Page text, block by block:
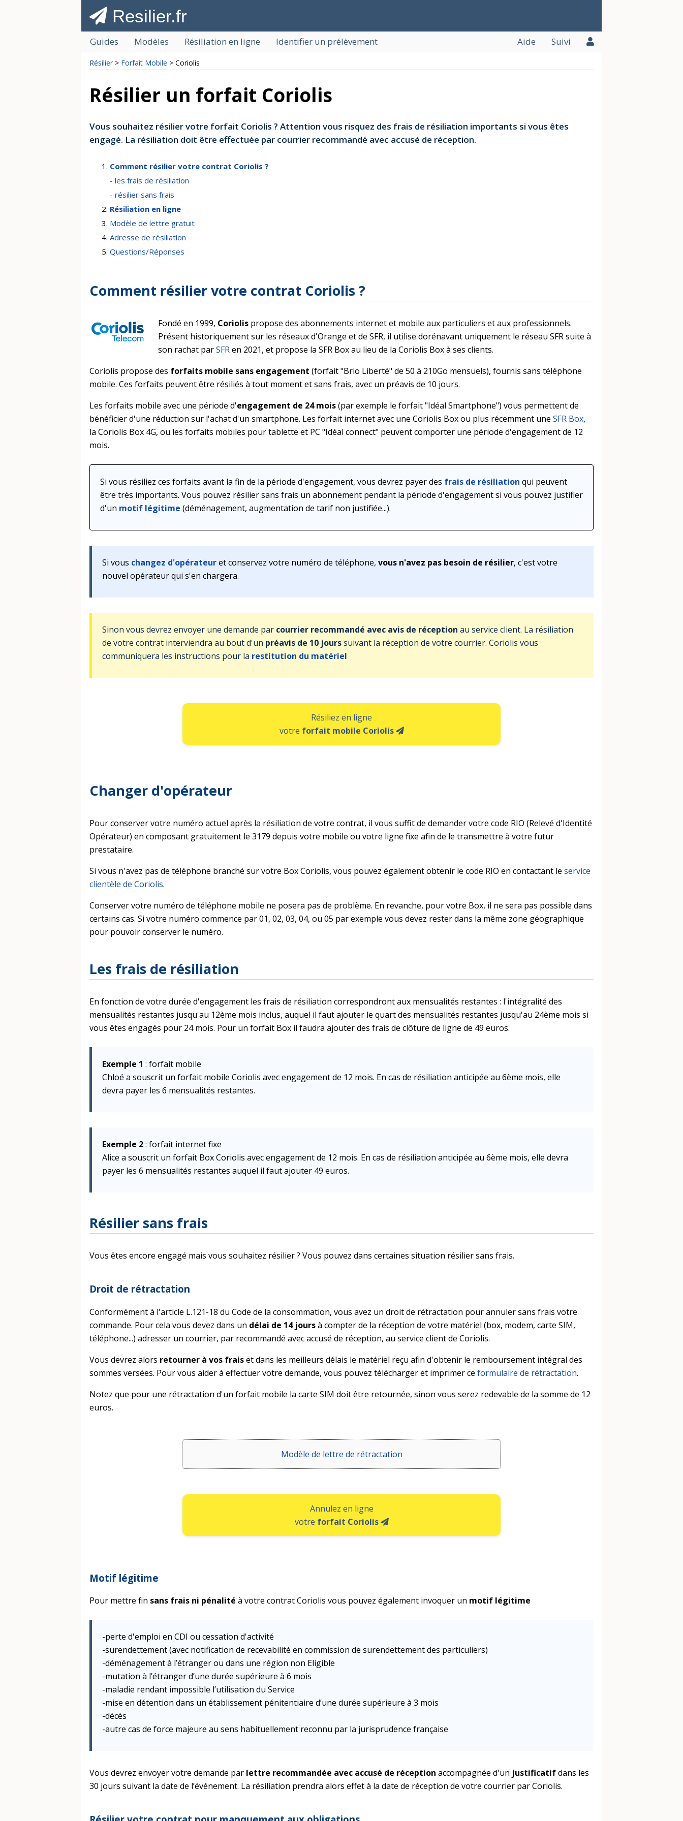
Resilier.fr
Guides Modèles Résiliation en ligne Identifier un prélèvement Suivi
Aide
Résilier > Forfait Mobile > Coriolis
Résilier un forfait Coriolis
Vous souhaitez résilier votre forfait Coriolis ? Attention vous risquez des frais de résiliation importants si vous êtes
engagé. La résiliation doit être effectuée par courrier recommandé avec accusé de réception.
Comment résilier votre contrat Coriolis ?
- les frais de résiliation
- résilier sans frais
Résiliation en ligne
Modèle de lettre gratuit
Adresse de résiliation
Questions/Réponses
Comment résilier votre contrat Coriolis ?
Fondé en 1999, Coriolis propose des abonnements internet et mobile aux particuliers et aux professionnels.
Présent historiquement sur les réseaux d'Orange et de SFR, il utilise dorénavant uniquement le réseau SFR suite à
son rachat parSFRen 2021, et propose la SFR Box au lieu de la Coriolis Box à ses clients.
Coriolis propose des forfaits mobile sans engagement (forfait "Brio Liberté" de 50 à 210Go mensuels), fournis sans téléphone
mobile. Ces forfaits peuvent être résiliés à tout moment et sans frais, avec un préavis de 10 jours.
Les forfaits mobile avec une période d'engagement de 24 mois(par exemple le forfait "Idéal Smartphone") vous permettent de
bénéficier d'une réduction sur l'achat d'un smartphone. Les forfait internet avec une Coriolis Box ou plus récemment une SFR Box,
la Coriolis Box 4G, ou les forfaits mobiles pour tablette et PC "Idéal connect" peuvent comporter une période d'engagement de 12
mois.
Si vous résiliez ces forfaits avant la fin de la période d'engagement, vous devrez payer des frais de résiliation qui peuvent
être très importants. Vous pouvez résilier sans frais un abonnement pendant la période d'engagement si vous pouvez justifier
d'un motif légitime (déménagement, augmentation de tarif non justifiée...).
Si vous changez d'opérateuret conservez votre numéro de téléphone, vous n'avez pas besoin de résilier, c'est votre
nouvel opérateur qui s'en chargera.
Sinon vous devrez envoyer une demande par courrier recommandé avec avis de réception au service client. La résiliation
de votre contrat interviendra au bout d'un préavis de 10 jourssuivant la réception de votre courrier. Coriolis vous
communiquera les instructions pour la restitution du matériel
Résiliez en ligne
votre forfait mobile Coriolis
Changer d'opérateur
Pour conserver votre numéro actuel après la résiliation de votre contrat, il vous suffit de demander votre code RIO (Relevé d'Identité
Opérateur) en composant gratuitement le 3179 depuis votre mobile ou votre ligne fixe afin de le transmettre à votre futur
prestataire.
Si vous n'avez pas de téléphone branché sur votre Box Coriolis, vous pouvez également obtenir le code RIO en contactant le service
clientèle de Coriolis.
Conserver votre numéro de téléphone mobile ne posera pas de problème. En revanche, pour votre Box, il ne sera pas possible dans
certains cas. Si votre numéro commence par 01, 02, 03, 04, ou 05 par exemple vous devez rester dans la même zone géographique
pour pouvoir conserver le numéro.
Les frais de résiliation
En fonction de votre durée d'engagement les frais de résiliation correspondront aux mensualités restantes : l'intégralité des
mensualités restantes jusqu'au 12ème mois inclus, auquel il faut ajouter le quart des mensualités restantes jusqu'au 24ème mois si
vous êtes engagés pour 24 mois. Pour un forfait Box il faudra ajouter des frais de clôture de ligne de 49 euros.
Exemple 1 : forfait mobile
Chloé a souscrit un forfait mobile Coriolis avec engagement de 12 mois. En cas de résiliation anticipée au 6ème mois, elle
devra payer les 6 mensualités restantes.
Exemple 2: forfait internet fixe
Alice a souscrit un forfait Box Coriolis avec engagement de 12 mois. En cas de résiliation anticipée au 6ème mois, elle devra
payer les 6 mensualités restantes auquel il faut ajouter 49 euros.
Résilier sans frais
Vous êtes encore engagé mais vous souhaitez résilier ? Vous pouvez dans certaines situation résilier sans frais.
Droit de rétractation
Conformément à l'article L.121-18 du Code de la consommation, vous avez un droit de rétractation pour annuler sans frais votre
commande. Pour cela vous devez dans un délai de 14 joursà compter de la réception de votre matériel (box, modem, carte SIM,
téléphone...) adresser un courrier, par recommandé avec accusé de réception, au service client de Coriolis.
Vous devrez alors retourner à vos fraiset dans les meilleurs délais le matériel reçu afin d'obtenir le remboursement intégral des
sommes versées. Pour vous aider à effectuer votre demande, vous pouvez télécharger et imprimer ce formulaire de rétractation.
Notez que pour une rétractation d'un forfait mobile la carte SIM doit être retournée, sinon vous serez redevable de la somme de 12
euros.
Modèle de lettre de rétractation
Annulez en ligne
votre forfait Coriolis
Motif légitime
Pour mettre fin sans frais ni pénalité à votre contrat Coriolis vous pouvez également invoquer un motif légitime
-perte d'emploi en CDI ou cessation d'activité
-surendettement (avec notification de recevabilité en commission de surendettement des particuliers)
-déménagement à l’étranger ou dans une région non Eligible
-mutation à l’étranger d’une durée supérieure à 6 mois
-maladie rendant impossible l’utilisation du Service
-mise en détention dans un établissement pénitentiaire d’une durée supérieure à 3 mois
-décès
-autre cas de force majeure au sens habituellement reconnu par la jurisprudence française
Vous devrez envoyer votre demande par lettre recommandée avec accusé de réception accompagnée d'un justificatifdans les
30 jours suivant la date de l’événement. La résiliation prendra alors effet à la date de réception de votre courrier par Coriolis.